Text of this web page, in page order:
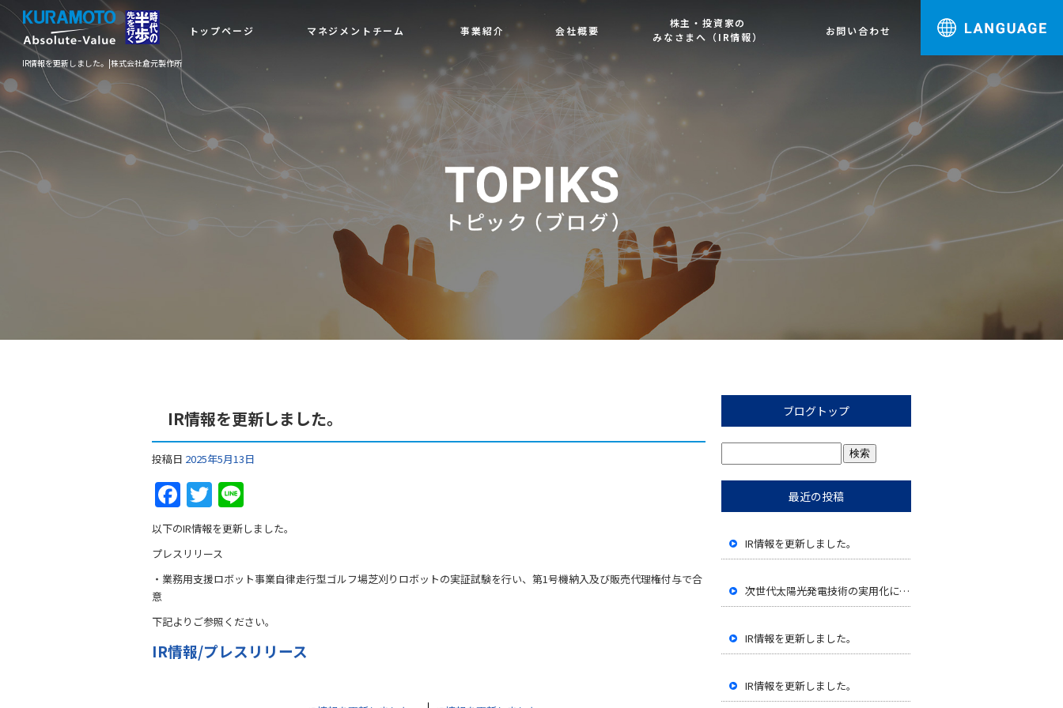
IR情報を更新しました。|株式会社倉元製作所
トップページ マネジメントチーム 事業紹介 会社概要
株主・投資家の
みなさまへ（IR情報）
お問い合わせ
IR情報を更新しました。
投稿日 2025年5月13日
F
a
c
e
b
o
o
k
T
w
itt
er
n
e
以下のIR情報を更新しました。
プレスリリース
・業務用支援ロボット事業自律走行型ゴルフ場芝刈りロボットの実証試験を行い、第1号機納入及び販売代理権付与で合
意
下記よりご参照ください。
IR情報/プレスリリース
ブログトップ
最近の投稿
IR情報を更新しました。
次世代太陽光発電技術の実用化に向けたペロブスカイト太陽電池の性能評価開始に関するお知らせ
IR情報を更新しました。
IR情報を更新しました。